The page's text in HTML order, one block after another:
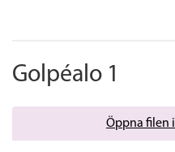
Golpéalo 1
Öppna filen